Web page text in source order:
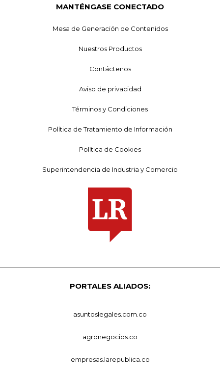
MANTÉNGASE CONECTADO
Mesa de Generación de Contenidos
Nuestros Productos
Contáctenos
Aviso de privacidad
Términos y Condiciones
Política de Tratamiento de Información
Política de Cookies
Superintendencia de Industria y Comercio
PORTALES ALIADOS:
asuntoslegales.com.co
agronegocios.co
empresas.larepublica.co